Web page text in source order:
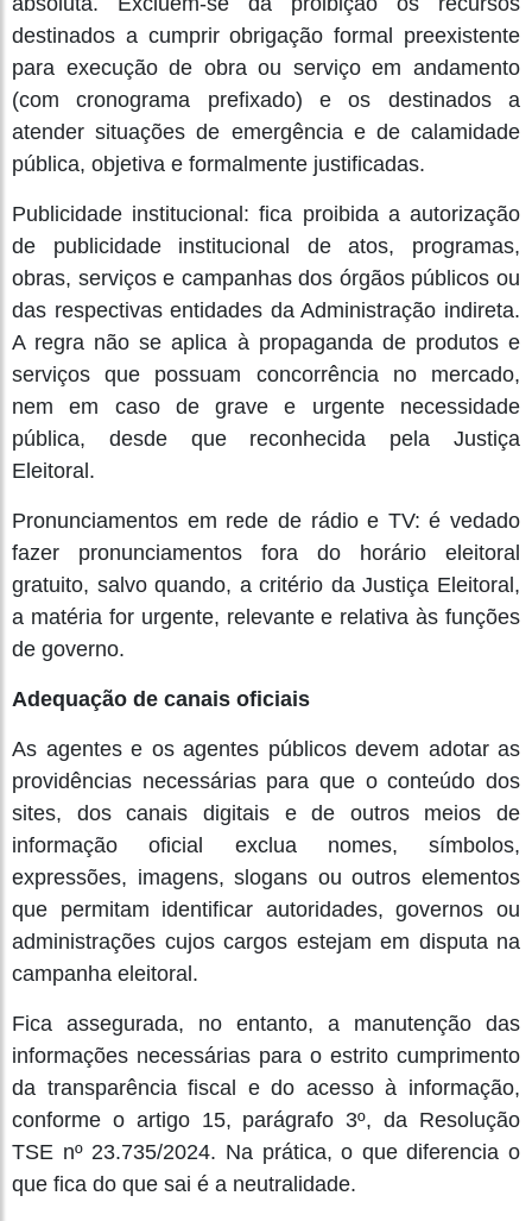
destinados a cumprir obrigação formal preexistente
para execução de obra ou serviço em andamento
(com cronograma prefixado) e os destinados a
atender situações de emergência e de calamidade
pública, objetiva e formalmente justificadas.
Publicidade institucional: fica proibida a autorização
de publicidade institucional de atos, programas,
obras, serviços e campanhas dos órgãos públicos ou
das respectivas entidades da Administração indireta.
A regra não se aplica à propaganda de produtos e
serviços que possuam concorrência no mercado,
nem em caso de grave e urgente necessidade
pública, desde que reconhecida pela Justiça
Eleitoral.
Pronunciamentos em rede de rádio e TV: é vedado
fazer pronunciamentos fora do horário eleitoral
gratuito, salvo quando, a critério da Justiça Eleitoral,
a matéria for urgente, relevante e relativa às funções
de governo.
Adequação de canais oficiais
As agentes e os agentes públicos devem adotar as
providências necessárias para que o conteúdo dos
sites, dos canais digitais e de outros meios de
informação oficial exclua nomes, símbolos,
expressões, imagens, slogans ou outros elementos
que permitam identificar autoridades, governos ou
administrações cujos cargos estejam em disputa na
campanha eleitoral.
Fica assegurada, no entanto, a manutenção das
informações necessárias para o estrito cumprimento
da transparência fiscal e do acesso à informação,
conforme o artigo 15, parágrafo 3º, da Resolução
TSE nº 23.735/2024. Na prática, o que diferencia o
que fica do que sai é a neutralidade.